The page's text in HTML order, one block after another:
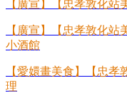
【廣宣】【忠孝敦化站
【廣宣】【忠孝敦化站
小酒館
【愛嬛畫美食】【忠孝
理